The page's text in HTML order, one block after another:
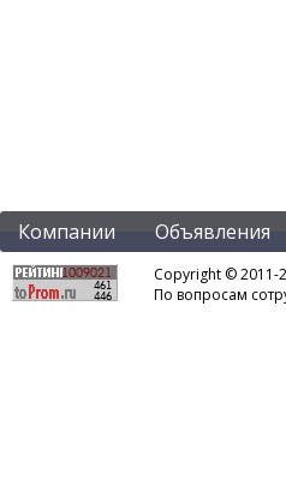
Компании Объявления
Copyright © 2011-
По вопросам